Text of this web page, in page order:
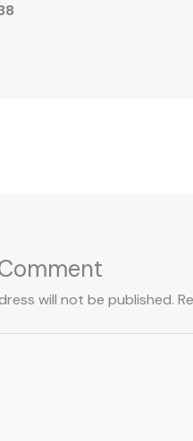
will not be published.